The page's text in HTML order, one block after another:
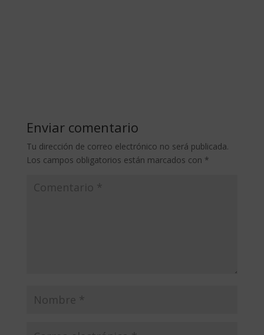
Enviar comentario
Tu dirección de correo electrónico no será publicada.
Los campos obligatorios están marcados con *